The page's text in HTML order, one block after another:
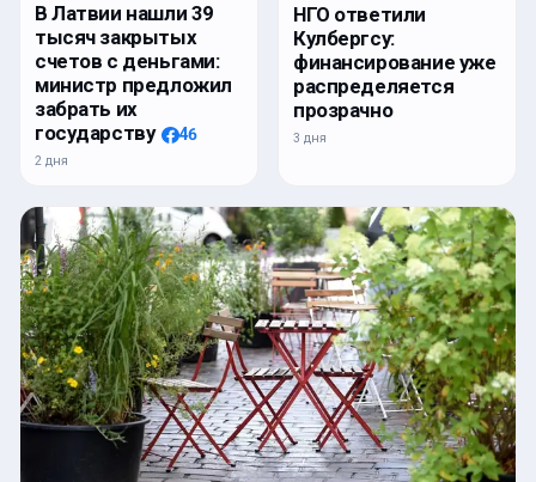
В Латвии нашли 39
тысяч закрытых
счетов с деньгами:
министр предложил
забрать их
государству
46
2 дня
НГО ответили
Кулбергсу:
финансирование уже
распределяется
прозрачно
3 дня